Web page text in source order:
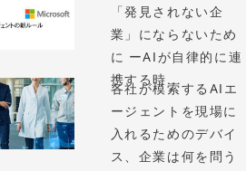
「発見されない企
業」にならないため
に ーAIが自律的に連
携する時...
各社が模索するAIエ
ージェントを現場に
入れるためのデバイ
ス、企業は何を問う